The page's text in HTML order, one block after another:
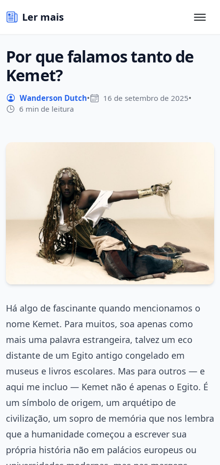
Ler mais
Por que falamos tanto de
Kemet?
Wanderson Dutch• 16 de setembro de 2025•
6 min de leitura
Há algo de fascinante quando mencionamos o
nome Kemet. Para muitos, soa apenas como
mais uma palavra estrangeira, talvez um eco
distante de um Egito antigo congelado em
museus e livros escolares. Mas para outros — e
aqui me incluo — Kemet não é apenas o Egito. É
um símbolo de origem, um arquétipo de
civilização, um sopro de memória que nos lembra
que a humanidade começou a escrever sua
própria história não em palácios europeus ou